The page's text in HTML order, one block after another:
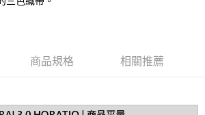
」】
，簡訊認證，即可結帳。
服務後，再付款。
先享後付」後，將跳轉至「AFTEE先享後付」
商品規格 相關推薦